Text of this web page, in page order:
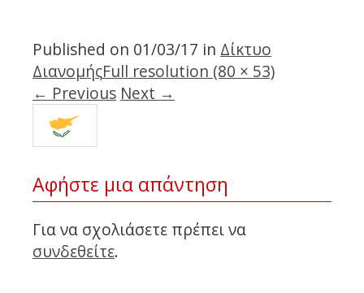
Published on 01/03/17 in Δίκτυο
ΔιανομήςFull resolution (80 × 53)
← Previous Next →
Αφήστε μια απάντηση
Για να σχολιάσετε πρέπει να
συνδεθείτε.